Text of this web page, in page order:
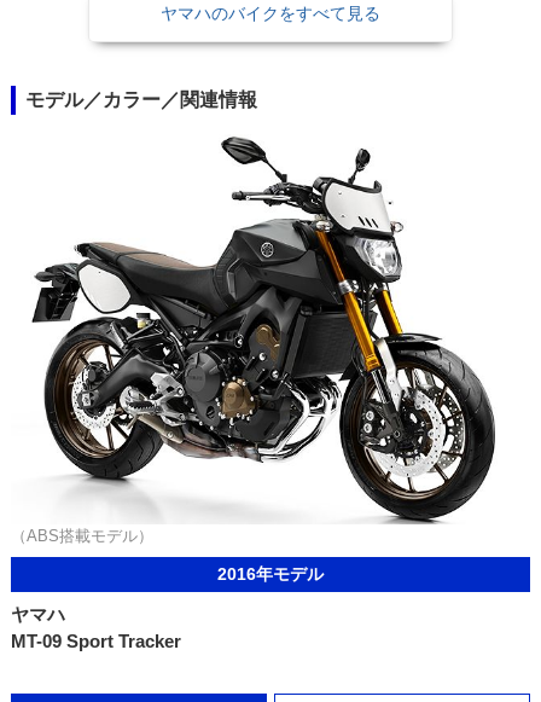
ヤマハのバイクをすべて見る
モデル／カラー／関連情報
（ABS搭載モデル）
2016年モデル
ヤマハ
MT-09 Sport Tracker